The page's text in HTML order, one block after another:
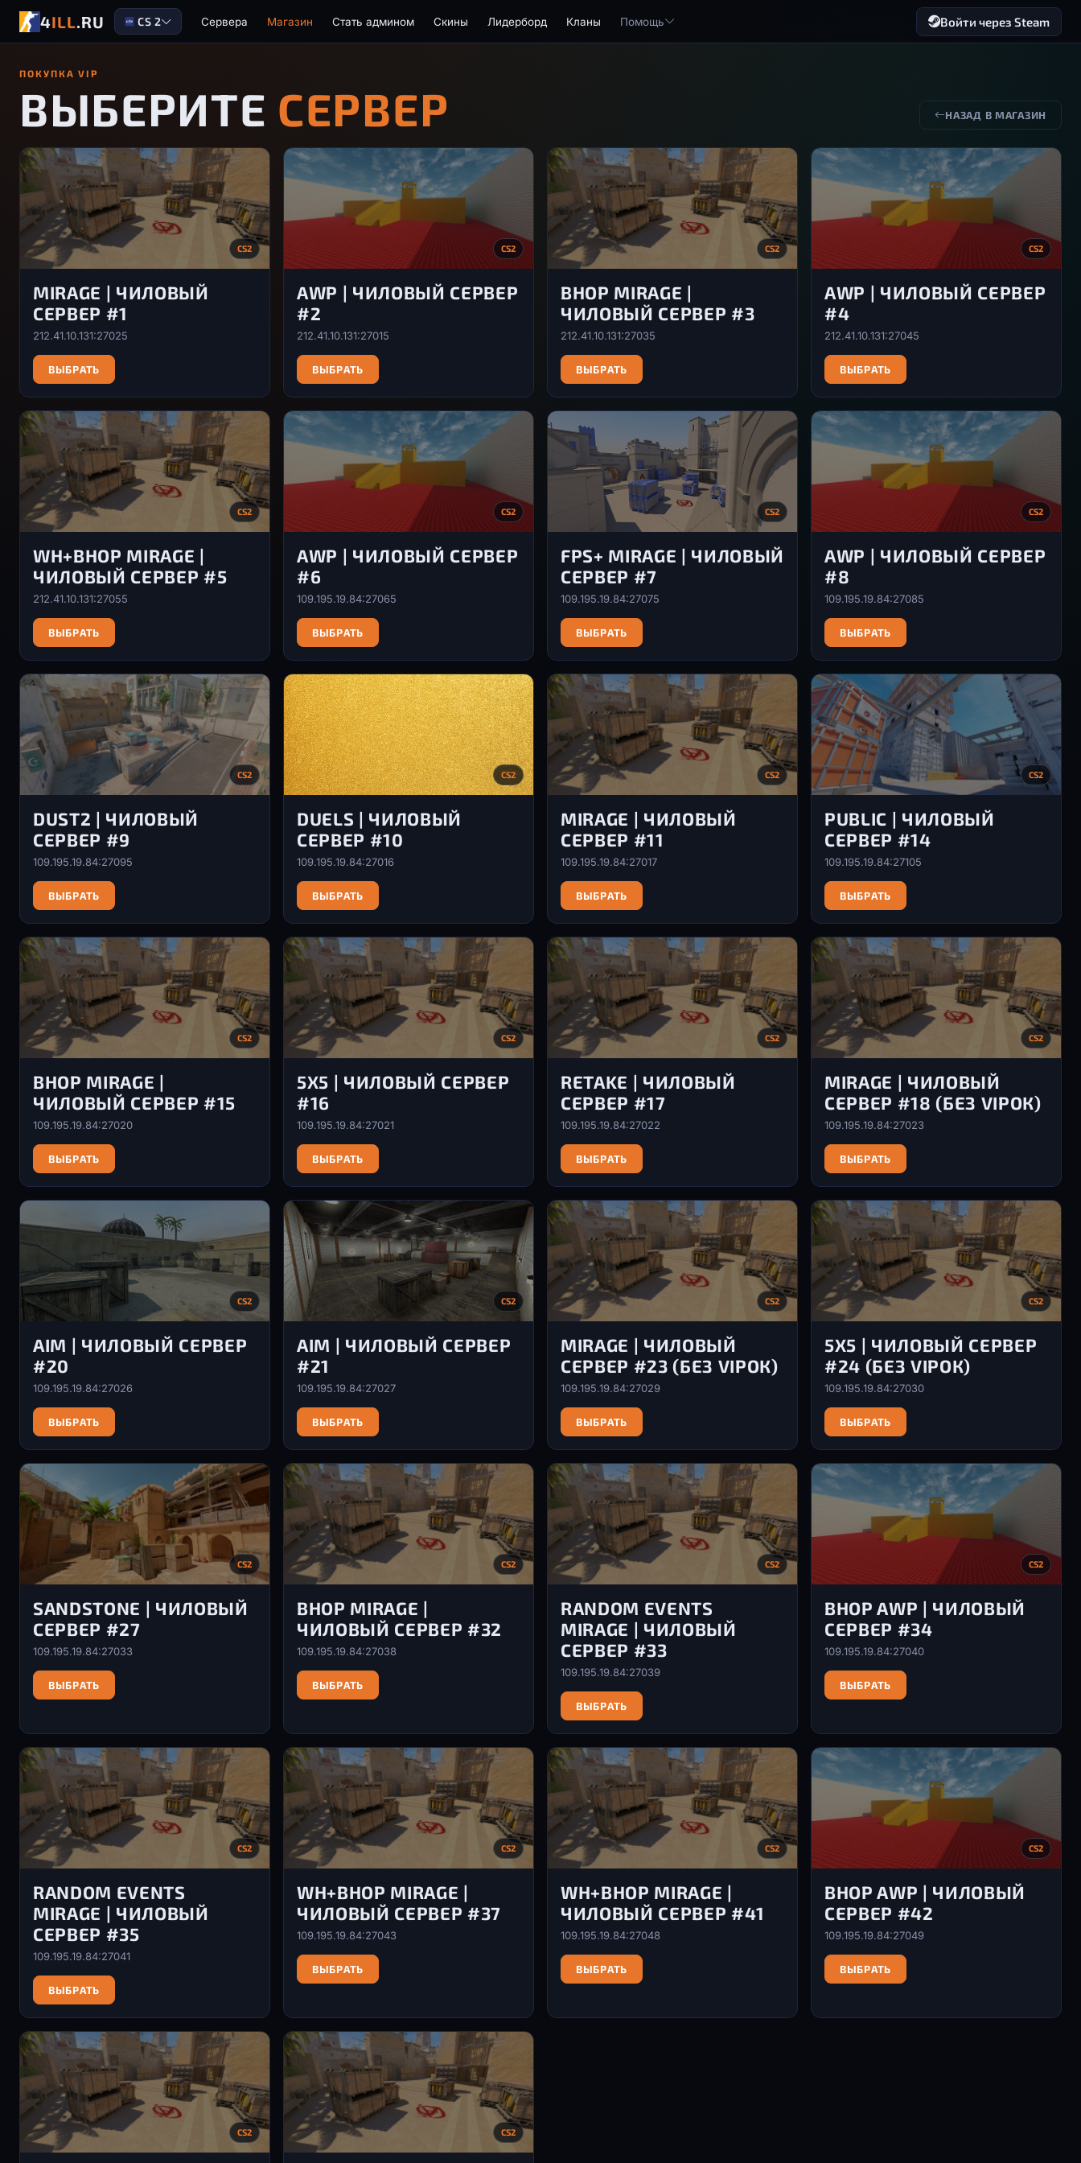
4ILL.RU CS 2 Сервера Магазин Стать админом Скины Лидерборд Кланы Помощь Войти через Steam
ПОКУПКА VIP
ВЫБЕРИТЕ СЕРВЕР НАЗАД В МАГАЗИН
CS2
MIRAGE | ЧИЛОВЫЙ
СЕРВЕР #1
212.41.10.131:27025
ВЫБРАТЬ
CS2
AWP | ЧИЛОВЫЙ СЕРВЕР
#2
212.41.10.131:27015
ВЫБРАТЬ
CS2
BHOP MIRAGE |
ЧИЛОВЫЙ СЕРВЕР #3
212.41.10.131:27035
ВЫБРАТЬ
CS2
AWP | ЧИЛОВЫЙ СЕРВЕР
#4
212.41.10.131:27045
ВЫБРАТЬ
CS2
WH+BHOP MIRAGE |
ЧИЛОВЫЙ СЕРВЕР #5
212.41.10.131:27055
ВЫБРАТЬ
CS2
AWP | ЧИЛОВЫЙ СЕРВЕР
#6
109.195.19.84:27065
ВЫБРАТЬ
CS2
FPS+ MIRAGE | ЧИЛОВЫЙ
СЕРВЕР #7
109.195.19.84:27075
ВЫБРАТЬ
CS2
AWP | ЧИЛОВЫЙ СЕРВЕР
#8
109.195.19.84:27085
ВЫБРАТЬ
CS2
DUST2 | ЧИЛОВЫЙ
СЕРВЕР #9
109.195.19.84:27095
ВЫБРАТЬ
CS2
DUELS | ЧИЛОВЫЙ
СЕРВЕР #10
109.195.19.84:27016
ВЫБРАТЬ
CS2
MIRAGE | ЧИЛОВЫЙ
СЕРВЕР #11
109.195.19.84:27017
ВЫБРАТЬ
CS2
PUBLIC | ЧИЛОВЫЙ
СЕРВЕР #14
109.195.19.84:27105
ВЫБРАТЬ
CS2
BHOP MIRAGE |
ЧИЛОВЫЙ СЕРВЕР #15
109.195.19.84:27020
ВЫБРАТЬ
CS2
5X5 | ЧИЛОВЫЙ СЕРВЕР
#16
109.195.19.84:27021
ВЫБРАТЬ
CS2
RETAKE | ЧИЛОВЫЙ
СЕРВЕР #17
109.195.19.84:27022
ВЫБРАТЬ
CS2
MIRAGE | ЧИЛОВЫЙ
СЕРВЕР #18 (БЕЗ VIPОК)
109.195.19.84:27023
ВЫБРАТЬ
CS2
AIM | ЧИЛОВЫЙ СЕРВЕР
#20
109.195.19.84:27026
ВЫБРАТЬ
CS2
AIM | ЧИЛОВЫЙ СЕРВЕР
#21
109.195.19.84:27027
ВЫБРАТЬ
CS2
MIRAGE | ЧИЛОВЫЙ
СЕРВЕР #23 (БЕЗ VIPОК)
109.195.19.84:27029
ВЫБРАТЬ
CS2
5X5 | ЧИЛОВЫЙ СЕРВЕР
#24 (БЕЗ VIPОК)
109.195.19.84:27030
ВЫБРАТЬ
CS2
SANDSTONE | ЧИЛОВЫЙ
СЕРВЕР #27
109.195.19.84:27033
ВЫБРАТЬ
CS2
BHOP MIRAGE |
ЧИЛОВЫЙ СЕРВЕР #32
109.195.19.84:27038
ВЫБРАТЬ
CS2
RANDOM EVENTS
MIRAGE | ЧИЛОВЫЙ
СЕРВЕР #33
109.195.19.84:27039
ВЫБРАТЬ
CS2
BHOP AWP | ЧИЛОВЫЙ
СЕРВЕР #34
109.195.19.84:27040
ВЫБРАТЬ
CS2
RANDOM EVENTS
MIRAGE | ЧИЛОВЫЙ
СЕРВЕР #35
109.195.19.84:27041
ВЫБРАТЬ
CS2
WH+BHOP MIRAGE |
ЧИЛОВЫЙ СЕРВЕР #37
109.195.19.84:27043
ВЫБРАТЬ
CS2
WH+BHOP MIRAGE |
ЧИЛОВЫЙ СЕРВЕР #41
109.195.19.84:27048
ВЫБРАТЬ
CS2
BHOP AWP | ЧИЛОВЫЙ
СЕРВЕР #42
109.195.19.84:27049
ВЫБРАТЬ
CS2 CS2